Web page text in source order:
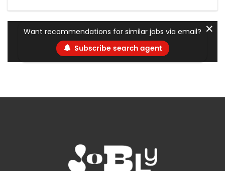
Want recommendations for similar jobs via email?
Subscribe search agent
✕